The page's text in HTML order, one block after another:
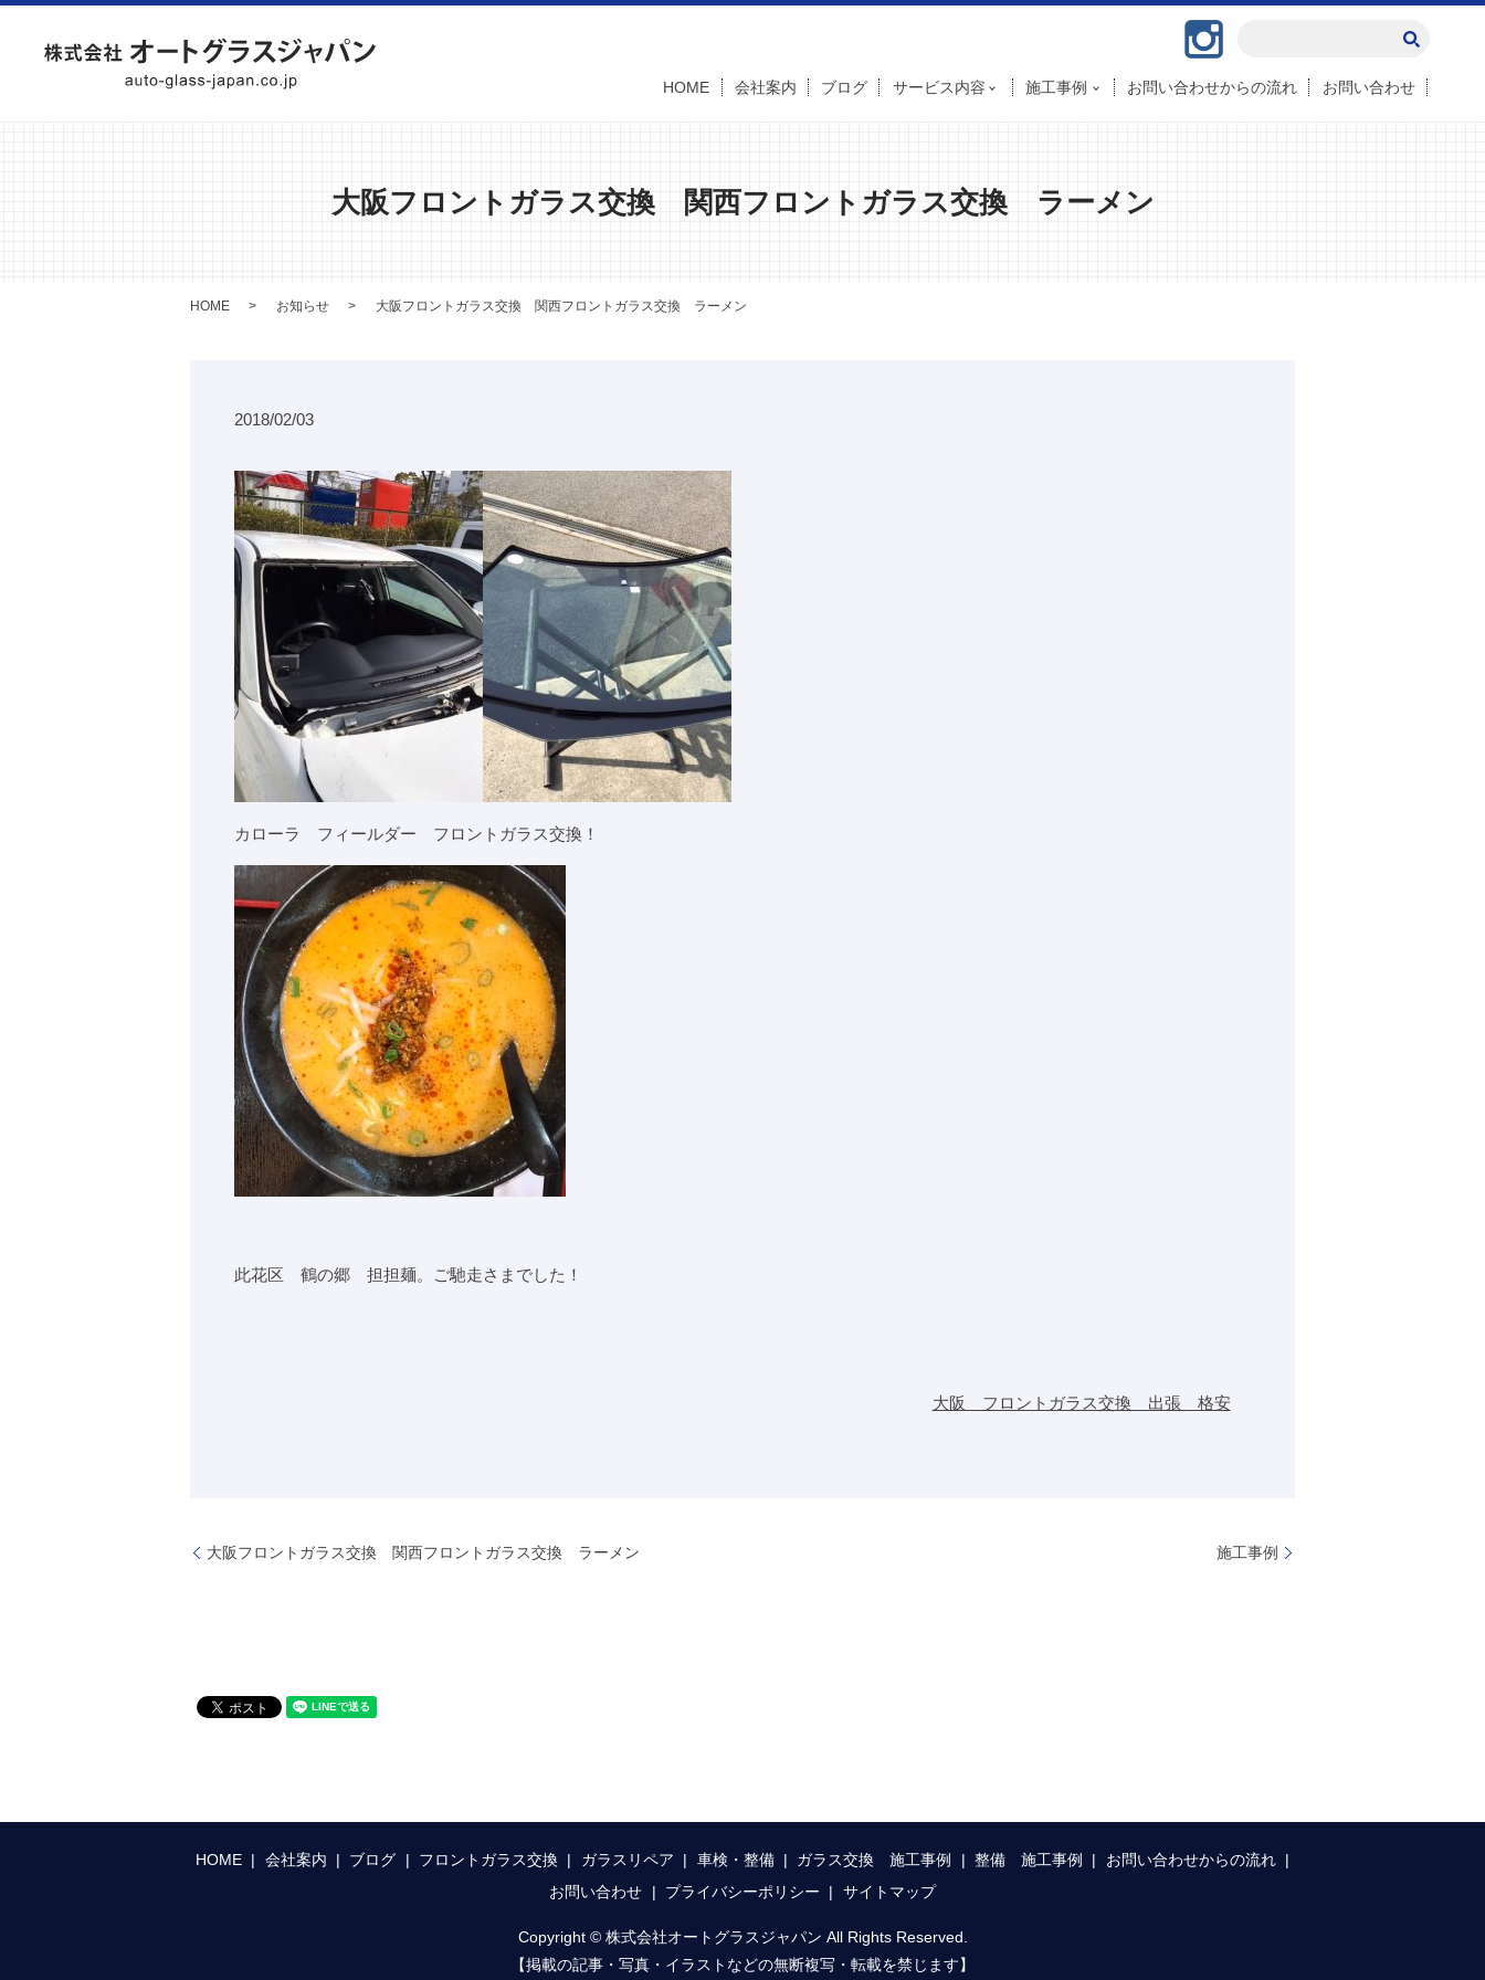
HOME 会社案内 ブログ サービス内容 施工事例 お問い合わせからの流れ お問い合わせ
大阪フロントガラス交換 関西フロントガラス交換 ラーメン
HOME お知らせ 大阪フロントガラス交換 関西フロントガラス交換 ラーメン
2018/02/03
カローラ フィールダー フロントガラス交換！
此花区 鶴の郷 担担麺。ご馳走さまでした！
大阪 フロントガラス交換 出張 格安
大阪フロントガラス交換 関西フロントガラス交換 ラーメン 施工事例
HOME 会社案内 ブログ フロントガラス交換 ガラスリペア 車検・整備 ガラス交換 施工事例 整備 施工事例
お問い合わせからの流れ
お問い合わせ
プライバシーポリシー サイトマップ
Copyright © 株式会社オートグラスジャパン All Rights Reserved.
【掲載の記事・写真・イラストなどの無断複写・転載を禁じます】